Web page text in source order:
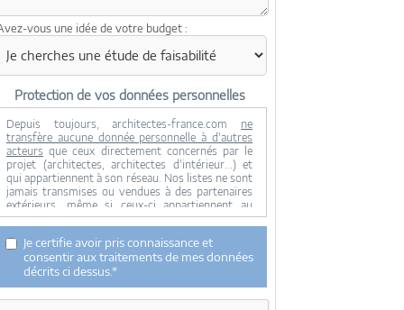
vous une idée de votre budget :
Protection de vos données personnelles
Depuis toujours, architectes-france.com ne
transfère aucune donnée personnelle à d'autres
acteurs que ceux directement concernés par le
projet (architectes, architectes d'intérieur...) et
qui appartiennent à son réseau. Nos listes ne sont
jamais transmises ou vendues à des partenaires
extérieurs, même si ceux-ci appartiennent au
domaine de la construction.
effectuée qu'avec votre consentement.
Je consens à ce que mes données personnelles
soient collectées pour permettre à architectes-
france de transférer votre projet aux architectes.
Seul Architectes-france, ses équipes internes et la
Je certifie avoir pris connaissance et
consentir aux traitements de mes données
décrits ci dessus.*